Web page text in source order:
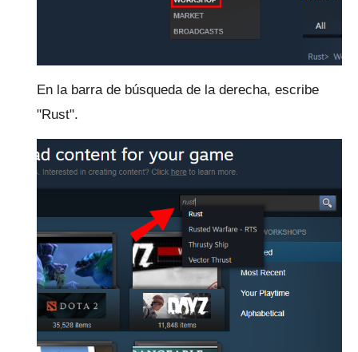
En la barra de búsqueda de la derecha, escribe
"Rust".